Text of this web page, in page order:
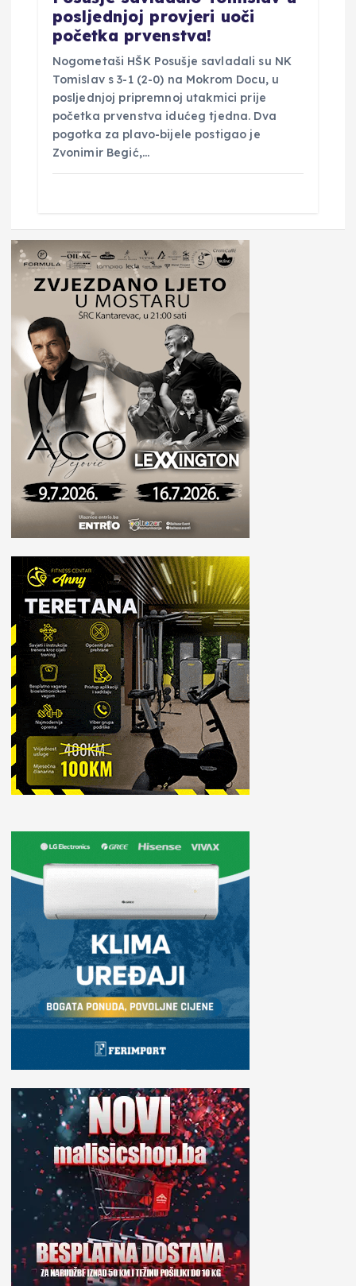
posljednjoj provjeri uoči
početka prvenstva!
Nogometaši HŠK Posušje savladali su NK
Tomislav s 3-1 (2-0) na Mokrom Docu, u
posljednjoj pripremnoj utakmici prije
početka prvenstva idućeg tjedna. Dva
pogotka za plavo-bijele postigao je
Zvonimir Begić,…